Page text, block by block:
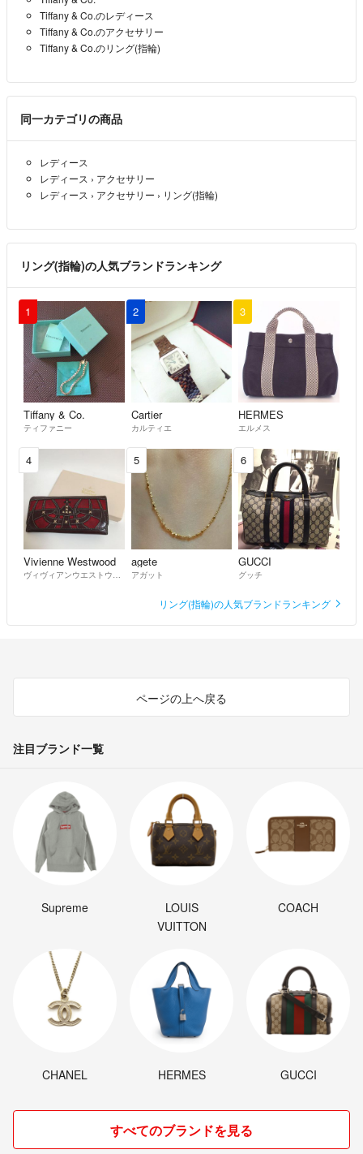
Tiffany & Co.のレディース
Tiffany & Co.のアクセサリー
Tiffany & Co.のリング(指輪)
同一カテゴリの商品
レディース
レディース › アクセサリー
レディース › アクセサリー › リング(指輪)
リング(指輪)の人気ブランドランキング
1
Tiffany & Co.
ティファニー
2
Cartier
カルティエ
3
HERMES
エルメス
4
Vivienne Westwood
ヴィヴィアンウエストウッド
5
agete
アガット
6
GUCCI
グッチ
リング(指輪)の人気ブランドランキング
ページの上へ戻る
注目ブランド一覧
Supreme
LOUIS
VUITTON
COACH
CHANEL HERMES GUCCI
すべてのブランドを見る